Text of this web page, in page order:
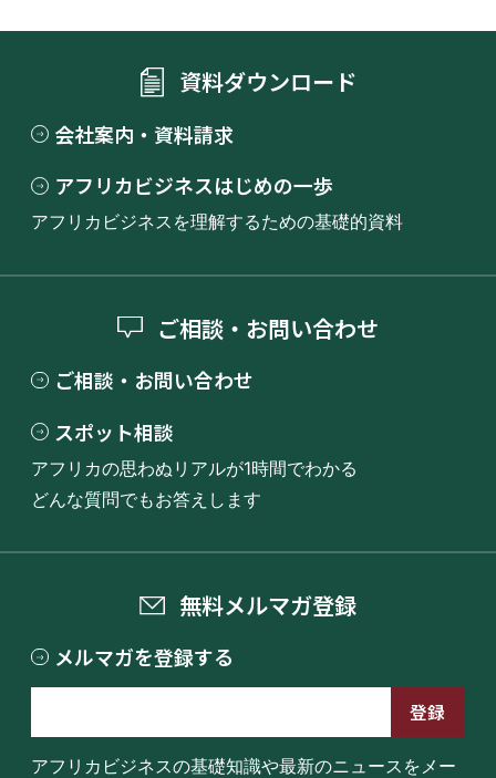
資料ダウンロード
会社案内・資料請求
アフリカビジネスはじめの一歩
アフリカビジネスを理解するための基礎的資料
ご相談・お問い合わせ
ご相談・お問い合わせ
スポット相談
アフリカの思わぬリアルが1時間でわかる
どんな質問でもお答えします
無料メルマガ登録
メルマガを登録する
アフリカビジネスの基礎知識や最新のニュースをメー